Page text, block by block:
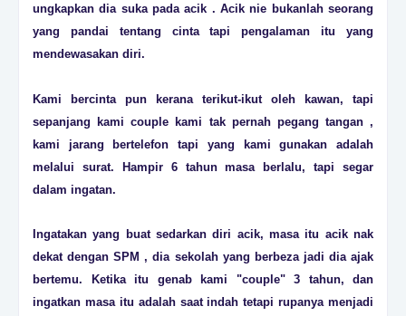
ungkapkan dia suka pada acik . Acik nie bukanlah seorang
yang pandai tentang cinta tapi pengalaman itu yang
mendewasakan diri.
Kami bercinta pun kerana terikut-ikut oleh kawan, tapi
sepanjang kami couple kami tak pernah pegang tangan ,
kami jarang bertelefon tapi yang kami gunakan adalah
melalui surat. Hampir 6 tahun masa berlalu, tapi segar
dalam ingatan.
Ingatakan yang buat sedarkan diri acik, masa itu acik nak
dekat dengan SPM , dia sekolah yang berbeza jadi dia ajak
bertemu. Ketika itu genab kami "couple" 3 tahun, dan
ingatkan masa itu adalah saat indah tetapi rupanya menjadi